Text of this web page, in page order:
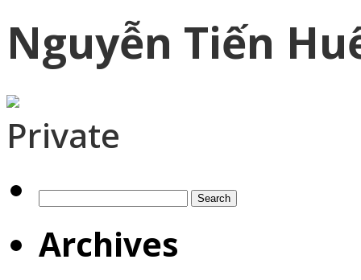
Nguyễn Tiến
Private
Search
Archives